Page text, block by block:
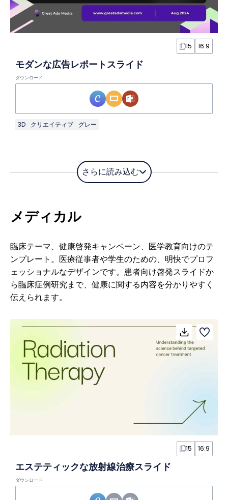
15 16:9
モダンな広告レポートスライド
ダウンロード
3D クリエイティブ グレー
さらに読み込む
メディカル
臨床テーマ、健康啓発キャンペーン、医学教育向けのテ
ンプレート。医療従事者や学生のための、明快でプロフ
ェッショナルなデザインです。患者向け啓発スライドか
ら臨床症例研究まで、健康に関する内容を分かりやすく
伝えられます。
15 16:9
エステティックな放射線治療スライド
ダウンロード